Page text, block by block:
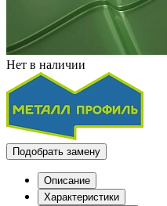
Нет в наличии
Подобрать замену
Описание
Характеристики